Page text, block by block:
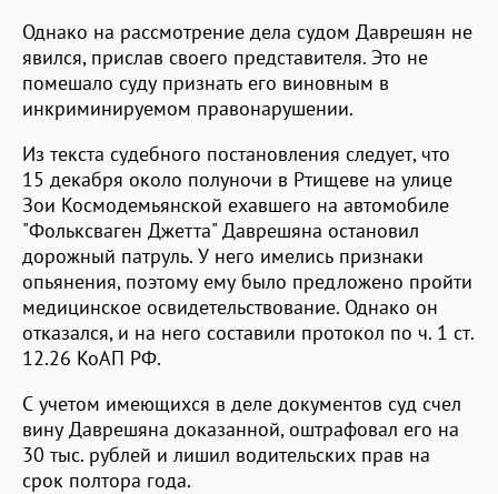
Однако на рассмотрение дела судом Даврешян не
явился, прислав своего представителя. Это не
помешало суду признать его виновным в
инкриминируемом правонарушении.
Из текста судебного постановления следует, что
15 декабря около полуночи в Ртищеве на улице
Зои Космодемьянской ехавшего на автомобиле
"Фольксваген Джетта" Даврешяна остановил
дорожный патруль. У него имелись признаки
опьянения, поэтому ему было предложено пройти
медицинское освидетельствование. Однако он
отказался, и на него составили протокол по ч. 1 ст.
12.26 КоАП РФ.
С учетом имеющихся в деле документов суд счел
вину Даврешяна доказанной, оштрафовал его на
30 тыс. рублей и лишил водительских прав на
срок полтора года.